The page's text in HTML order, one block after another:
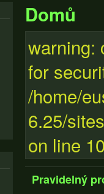
Domů
warning:
for
/home/
6.25/
on line
Pravidelný